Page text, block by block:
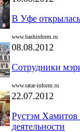
В Уфе
www.bashinform.ru
08.08.2012
Сотрудники
www.tatar-inform.ru
22.07.2012
Рустэм Хамитов
деятельности